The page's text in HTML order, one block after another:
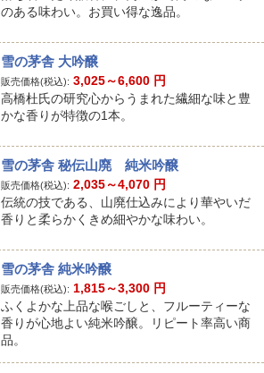
のある味わい。お買い得な逸品。
雪の茅舎 大吟醸
販売価格(税込): 3,025～6,600 円
高橋杜氏の研究心からうまれた繊細な味と豊
かな香りが特徴の1本。
雪の茅舎 秘伝山廃 純米吟醸
販売価格(税込): 2,035～4,070 円
伝統の技である、山廃仕込みにより華やいだ
香りと柔らかくきめ細やかな味わい。
雪の茅舎 純米吟醸
販売価格(税込): 1,815～3,300 円
ふくよかな上品な喉ごしと、フルーティーな
香りが心地よい純米吟醸。リピート率高い商
品。